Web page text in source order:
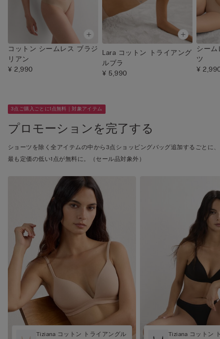
コットン シームレス ブラジ
リアン
¥ 2,990
Lara コットン トライアング
ルブラ
¥ 5,990
シー
ツ
¥
3点ご購入ごとに1点無料｜対象アイテム
プロモーションを完了する
ショーツを除く全アイテムの中から3点ショッピングバッグ追加するごとに、
最も定価の低い1点が無料に。（セール品対象外）
Tiziana コットン トライアングル
Tiziana コットン